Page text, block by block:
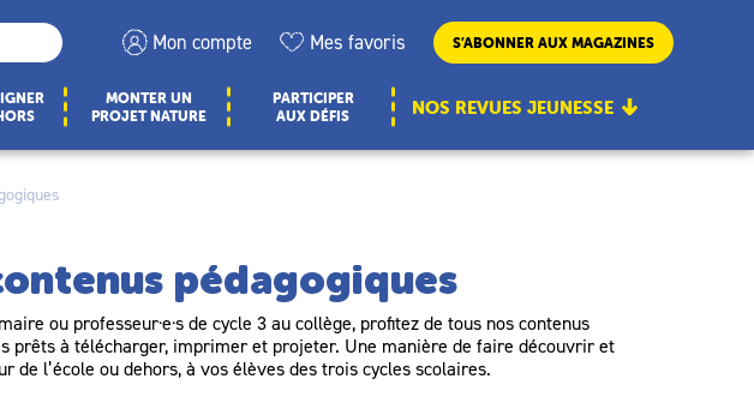
Mon compte Mes favoris S’ABONNER AUX MAGAZINES
MONTER UN
PROJET NATURE
PARTICIPER
AUX DÉFIS
NOS REVUES JEUNESSE
pédagogiques
ou professeur·e·s de cycle 3 au collège, profitez de tous nos contenus
prêts à télécharger, imprimer et projeter. Une manière de faire découvrir et
de l’école ou dehors, à vos élèves des trois cycles scolaires.